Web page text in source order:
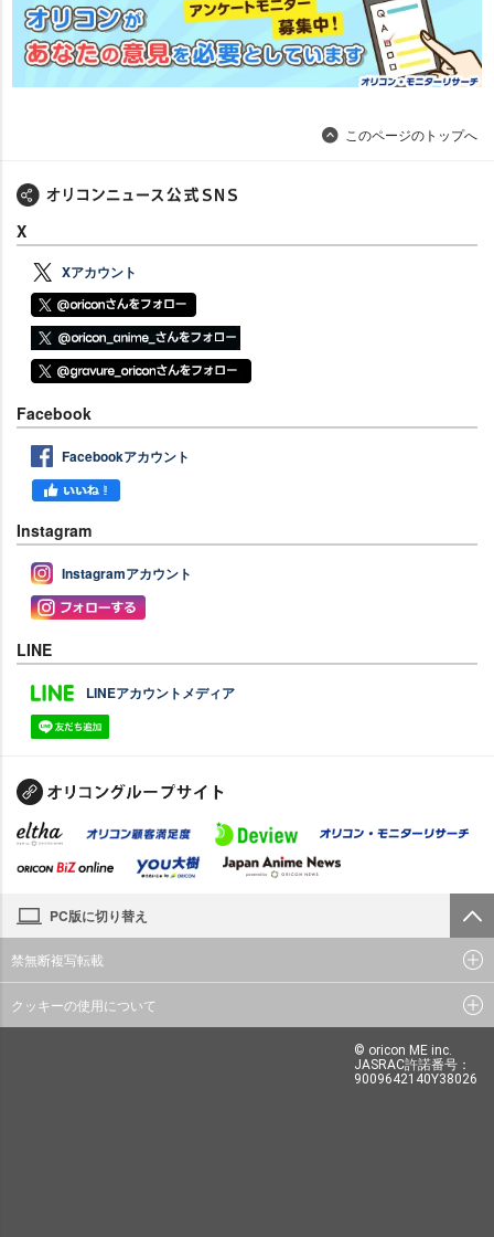
このページのトップへ
X
Xアカウント
Facebook
Facebookアカウント
Instagram
Instagramアカウント
LINE
LINEアカウントメディア
PC版に切り替え
禁無断複写転載
クッキーの使用について
© oricon ME inc.
JASRAC許諾番号：
9009642140Y38026